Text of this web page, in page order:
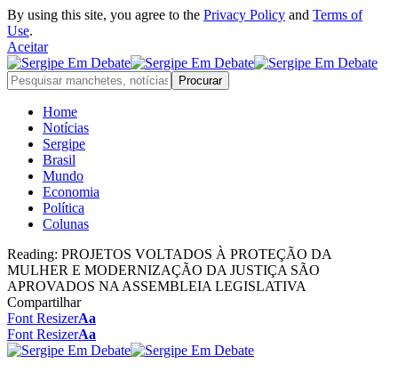
By using this site, you agree to the Privacy Policy and Terms of
Use.
Aceitar
Home
Notícias
Sergipe
Brasil
Mundo
Economia
Política
Colunas
Reading: PROJETOS VOLTADOS À PROTEÇÃO DA
MULHER E MODERNIZAÇÃO DA JUSTIÇA SÃO
APROVADOS NA ASSEMBLEIA LEGISLATIVA
Compartilhar
Font ResizerAa
Font ResizerAa